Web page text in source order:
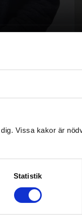
Vissa kakor är
Statistik
gigantisk
och det